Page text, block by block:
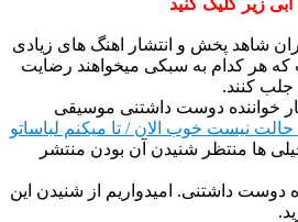
شاهد پخش و انتشار اهنگ های زیادی
که هر کدام به سبکی میخواهند رضایت
جلب کنند.
خواننده دوست داشتنی موسیقی
حالت نیست خوب الان / تا میکنم لباساتو
ها منتظر شنیدن آن بودن منتشر
دوست داشتنی. امیدواریم از شنیدن این